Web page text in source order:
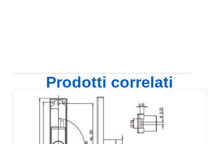
Prodotti correlati